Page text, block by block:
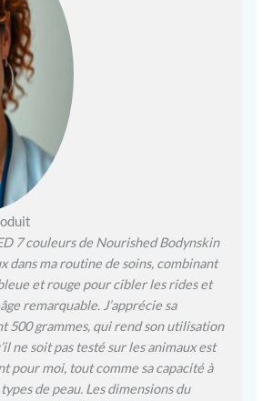
114 ampoules,
stratégiquement placées
dans une base en silicone
de qualité médicale pour
cibler les zones souvent
négligées, comme les rides
du sourire et les plis au-
dessus des lèvres
Complément à la routine
et rouge peut aider à lisser
les rides, équilibrer l'huile
de la zone T, stimuler le
collagène, et améliorer les
signes de vieillissement, les
éruptions cutanées et le
teint inégal Masque LED
ergonomique : Souple et
ajusté pour un régime de
7 couleurs de Nourished Bodynskin
dans ma routine de soins, combinant
et rouge pour cibler les rides et
remarquable. J’apprécie sa
500 grammes, qui rend son utilisation
ne soit pas testé sur les animaux est
pour moi, tout comme sa capacité à
de peau. Les dimensions du